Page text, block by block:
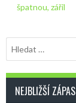
špatnou, zářil
NEJBLIŽŠÍ ZÁPAS